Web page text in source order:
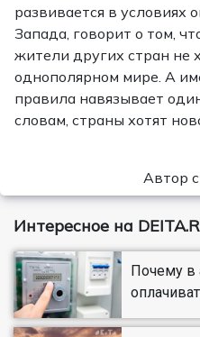
развивается в условиях
Запада, говорит о том,
жители других стран не
однополярном мире. А
правила навязывает
словам, страны хотят
Автор
Интересное на
Почему в